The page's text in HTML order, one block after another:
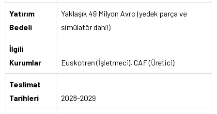
Yatırım
Bedeli
Yaklaşık 49 Milyon Avro (yedek parça ve
simülatör dahil)
İlgili
Kurumlar
Euskotren (İşletmeci), CAF (Üretici)
Teslimat
Tarihleri
2028-2029